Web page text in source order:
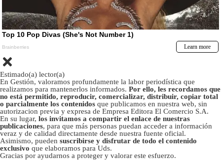
Estimado(a) lector(a)
En Gestión, valoramos profundamente la labor periodística que
realizamos para mantenerlos informados. Por ello, les recordamos que
no está permitido, reproducir, comercializar, distribuir, copiar total
o parcialmente los contenidos que publicamos en nuestra web, sin
autorizacion previa y expresa de Empresa Editora El Comercio S.A.
En su lugar, los invitamos a compartir el enlace de nuestras
publicaciones, para que más personas puedan acceder a información
veraz y de calidad directamente desde nuestra fuente oficial.
Asimismo, pueden suscribirse y disfrutar de todo el contenido
exclusivo que elaboramos para Uds.
Gracias por ayudarnos a proteger y valorar este esfuerzo.